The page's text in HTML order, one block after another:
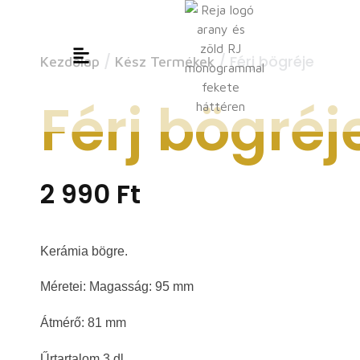
Kezdőlap / Kész Termékek/ Férj bögréje
Férj
2 990 Ft
Kerámia bögre.
Méretei: Magasság: 95 mm
Átmérő: 81 mm